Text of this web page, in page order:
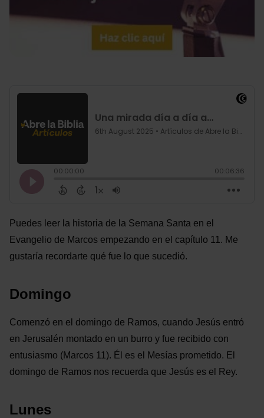
Puedes leer la historia de la Semana Santa en el
Evangelio de Marcos empezando en el capítulo 11. Me
gustaría recordarte qué fue lo que sucedió.
Domingo
Comenzó en el domingo de Ramos, cuando Jesús entró
en Jerusalén montado en un burro y fue recibido con
entusiasmo (Marcos 11). Él es el Mesías prometido. El
domingo de Ramos nos recuerda que Jesús es el Rey.
Lunes